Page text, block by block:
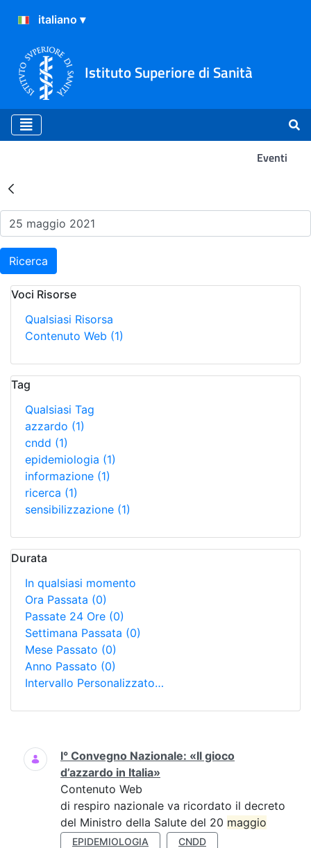
Istituto Superiore di Sanità
Eventi
Risultati della Ricerca -
Ricerca
Voci Risorse
Qualsiasi Risorsa
Contenuto Web (1)
Tag
Qualsiasi Tag
azzardo (1)
cndd (1)
epidemiologia (1)
informazione (1)
ricerca (1)
sensibilizzazione (1)
Durata
In qualsiasi momento
Ora Passata (0)
Passate 24 Ore (0)
Settimana Passata (0)
Mese Passato (0)
Anno Passato (0)
Intervallo Personalizzato…
Ricerca
I° Convegno Nazionale: «Il gioco
d’azzardo in Italia»
Contenuto Web
di respiro nazionale va ricordato il decreto
del Ministro della Salute del 20 maggio
EPIDEMIOLOGIA
CNDD